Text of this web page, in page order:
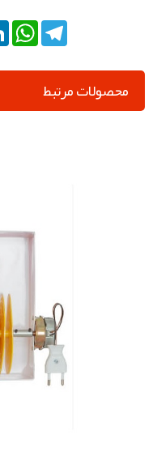
LinkedInWhatsApp
محصولات مرتبط